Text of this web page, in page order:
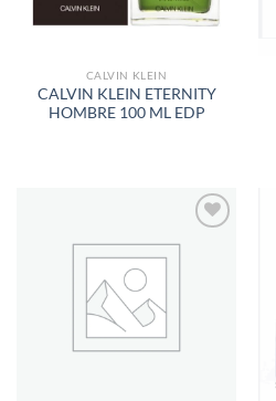
CALVIN KLEIN
CALVIN KLEIN ETERNITY
HOMBRE 100 ML EDP
AÑADIR